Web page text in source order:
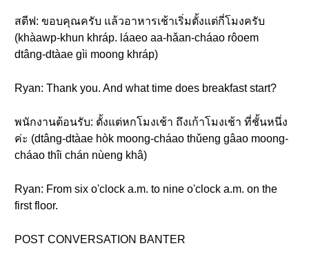
สตีฟ: ขอบคุณครับ แล้วอาหารเช้าเริ่มตั้งแต่กี่โมงครับ
(khàawp-khun khráp. láaeo aa-hǎan-cháao rôoem
dtâng-dtàae gìi moong khráp)
Ryan: Thank you. And what time does breakfast start?
พนักงานต้อนรับ: ตั้งแต่หกโมงเช้า ถึงเก้าโมงเช้า ที่ชั้นหนึ่ง
ค่ะ (dtâng-dtàae hòk moong-cháao thǔeng gâao moong-
cháao thîi chán nùeng khâ)
Ryan: From six o'clock a.m. to nine o'clock a.m. on the
first floor.
POST CONVERSATION BANTER